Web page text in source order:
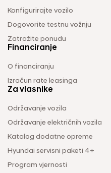
Konfigurirajte vozilo
Dogovorite testnu vožnju
Zatražite ponudu
Financiranje
O financiranju
Izračun rate leasinga
Za vlasnike
Održavanje vozila
Održavanje električnih vozila
Katalog dodatne opreme
Hyundai servisni paketi 4+
Program vjernosti